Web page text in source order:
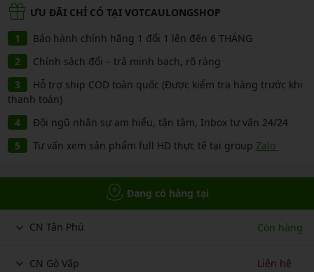
ƯU ĐÃI CHỈ CÓ TẠI VOTCAULONGSHOP
Bảo hành chính hãng 1 đổi 1 lên đến 6 THÁNG
Chính sách đổi – trả minh bạch, rõ ràng
Hỗ trợ ship COD toàn quốc (Được kiểm tra hàng trước khi
thanh toán)
Đội ngũ nhân sự am hiểu, tận tâm, Inbox tư vấn 24/24
Tư vấn xem sản phẩm full HD thực tế tại group Zalo
Đang có hàng tại
CN Tân Phú Còn hàng
CN Gò Vấp Liên hệ